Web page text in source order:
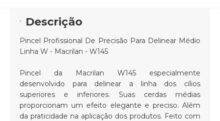
Descrição
Pincel Profissional De Precisão Para Delinear Médio
Linha W - Macrilan - W145
Pincel da Macrilan W145 especialmente
desenvolvido para delinear a linha dos cílios
superiores e inferiores. Suas cerdas médias
proporcionam um efeito elegante e preciso. Além
da praticidade na aplicação dos produtos. Feito com